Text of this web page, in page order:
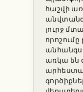
հաշվի
լուրջ
որոշումը
առկա են